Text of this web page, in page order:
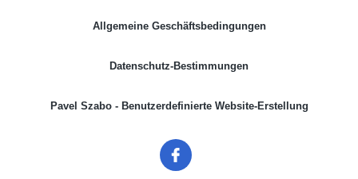
Allgemeine Geschäftsbedingungen
Datenschutz-Bestimmungen
Pavel Szabo - Benutzerdefinierte Website-Erstellung